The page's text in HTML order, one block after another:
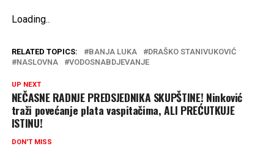
Loading..
RELATED TOPICS: BANJA LUKA
DRAŠKO STANIVUKOVIĆ
NASLOVNA
VODOSNABDJEVANJE
UP NEXT
NEČASNE RADNJE PREDSJEDNIKA SKUPŠTINE! Ninković
traži povećanje plata vaspitačima, ALI PREĆUTKUJE
ISTINU!
DON'T MISS